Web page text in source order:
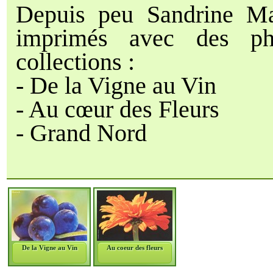
Depuis peu Sandrine
imprimés avec des
collections :
- De la Vigne au Vin
- Au cœur des Fleurs
- Grand Nord
De la Vigne au Vin Au coeur des fleurs